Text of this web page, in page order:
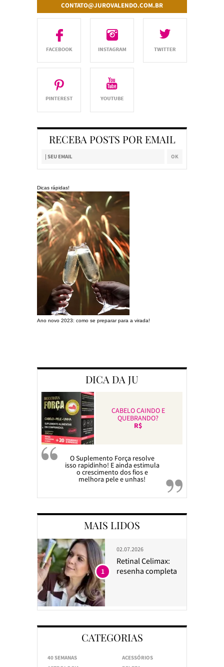
CONTATO@JUROVALENDO.COM.BR
RECEBA POSTS POR EMAIL
Dicas rápidas!
Ano novo 2023: como se preparar para a virada!
DICA DA JU
CABELO CAINDO E
QUEBRANDO?
R$
O Suplemento Força resolve
isso rapidinho! E ainda estimula
o crescimento dos fios e
melhora pele e unhas!
MAIS LIDOS
02.07.2026
Retinal Celimax:
resenha completa
1
CATEGORIAS
40 SEMANAS
ACESSÓRIOS